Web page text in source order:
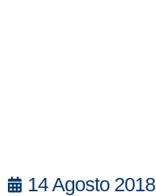
14 Agosto 2018